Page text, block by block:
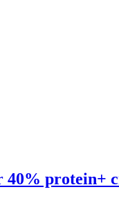
40% protein+